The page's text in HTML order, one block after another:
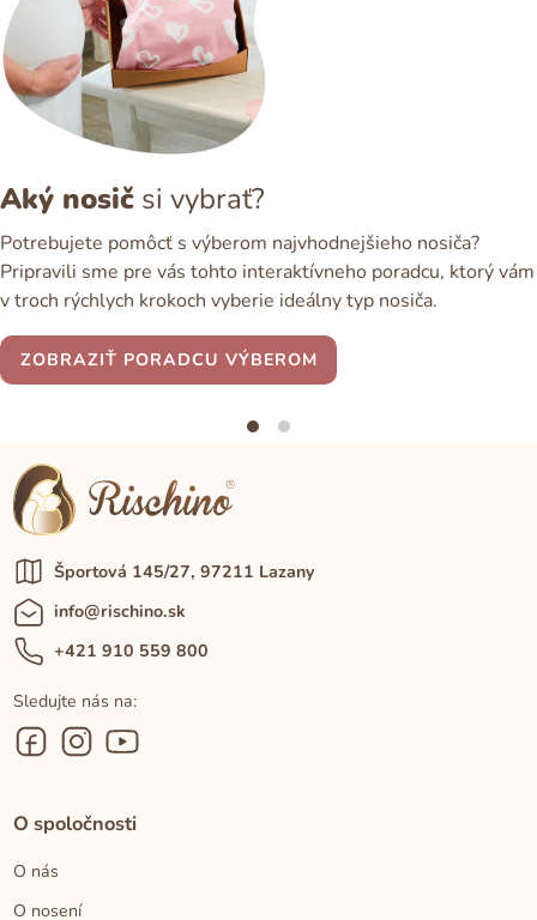
Aký nosič si vybrať?
Potrebujete pomôcť s výberom najvhodnejšieho nosiča?
Pripravili sme pre vás tohto interaktívneho poradcu, ktorý vám
v troch rýchlych krokoch vyberie ideálny typ nosiča.
ZOBRAZIŤ PORADCU VÝBEROM
Športová 145/27, 97211 Lazany
info@rischino.sk
+421 910 559 800
Sledujte nás na:
O spoločnosti
O nás
O nosení